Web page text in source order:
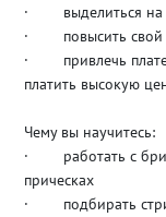
· выделиться на
· повысить свой
· привлечь
платить высокую
Чему вы научитесь:
· работать с
прическах
· подбирать